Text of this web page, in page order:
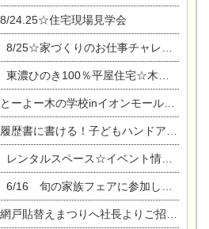
24.25☆住宅現場見学会
25☆家づくりのお仕事チャレンジ
ひのき100％平屋住宅☆木の家完成見学会
よー木の学校inイオンモール木曽川
書に書ける！子どもハンドアロマ講座☆
ペース☆イベント情報☆チャイルドアロマセラピスト
16 旬の家族フェアに参加します☆
貼替えまつりへ社長よりご招待です♪